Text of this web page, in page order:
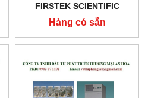
FIRSTEK SCIENTIFIC
MODEL:SFD12/-50-2S-6P
Hàng có sẵn